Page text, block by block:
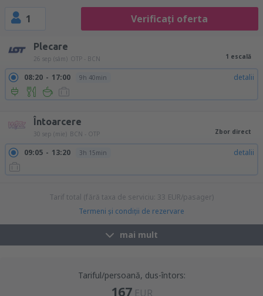
1 Verificați oferta
Plecare
26 sep (sâm) OTP - BCN 1 escală
08:20 17:00 9h 40min detalii
Întoarcere
30 sep (mie) BCN - OTP Zbor direct
09:05 13:20 3h 15min detalii
Tarif total (fără taxa de serviciu: 33 EUR/pasager)
Termeni şi condiţii de rezervare
mai mult
Tariful/persoană, dus-întors:
167 EUR